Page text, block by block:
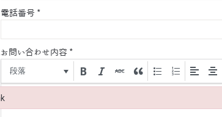
電話番号 *
お問い合わせ内容 *
段落